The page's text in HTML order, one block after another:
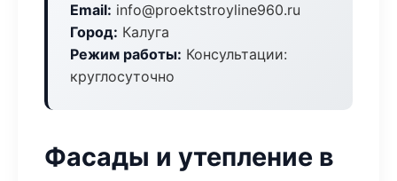
Email: info@proektstroyline960.ru
Город: Калуга
Режим работы: Консультации:
круглосуточно
Фасады и утепление в